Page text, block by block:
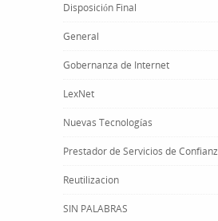
Disposición Final
General
Gobernanza de Internet
LexNet
Nuevas Tecnologías
Prestador de Servicios de
Reutilizacion
SIN PALABRAS